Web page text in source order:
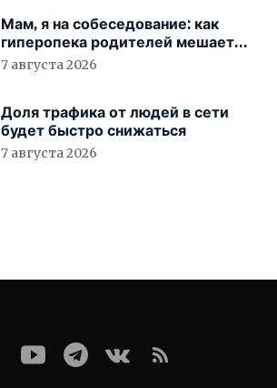
Мам, я на собеседование: как
гиперопека родителей мешает
«зумерам» устроиться в компанию
7 августа 2026
Доля трафика от людей в сети
будет быстро снижаться
7 августа 2026